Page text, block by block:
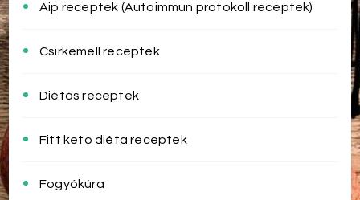
Aip receptek (Autoimmun protokoll receptek)
Csirkemell receptek
Diétás receptek
Fitt keto diéta receptek
Fogyókúra